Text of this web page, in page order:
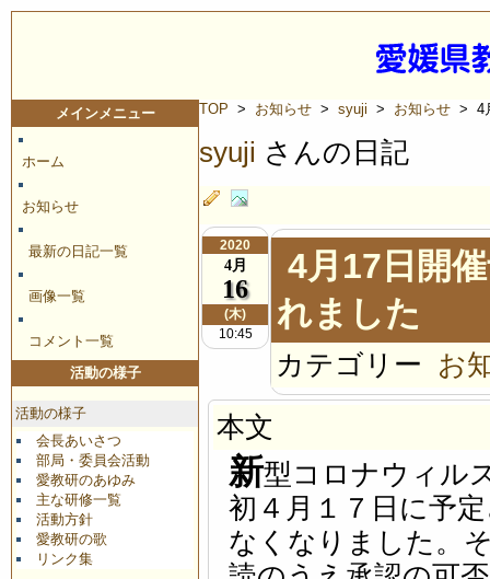
メインメニュー
ホーム
お知らせ
最新の日記一覧
画像一覧
コメント一覧
活動の様子
活動の様子
会長あいさつ
部局・委員会活動
愛教研のあゆみ
主な研修一覧
活動方針
愛教研の歌
リンク集
TOP > お知らせ > syuji > お知らせ > 4
syuji さんの日記
2020
4月
16
(木)
10:45
4月17日開
れました
カテゴリー お
本文
新型コロナウィル
初４月１７日に予
なくなりました。